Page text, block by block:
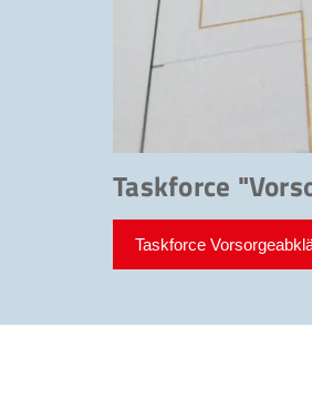
Taskforce
Taskforce